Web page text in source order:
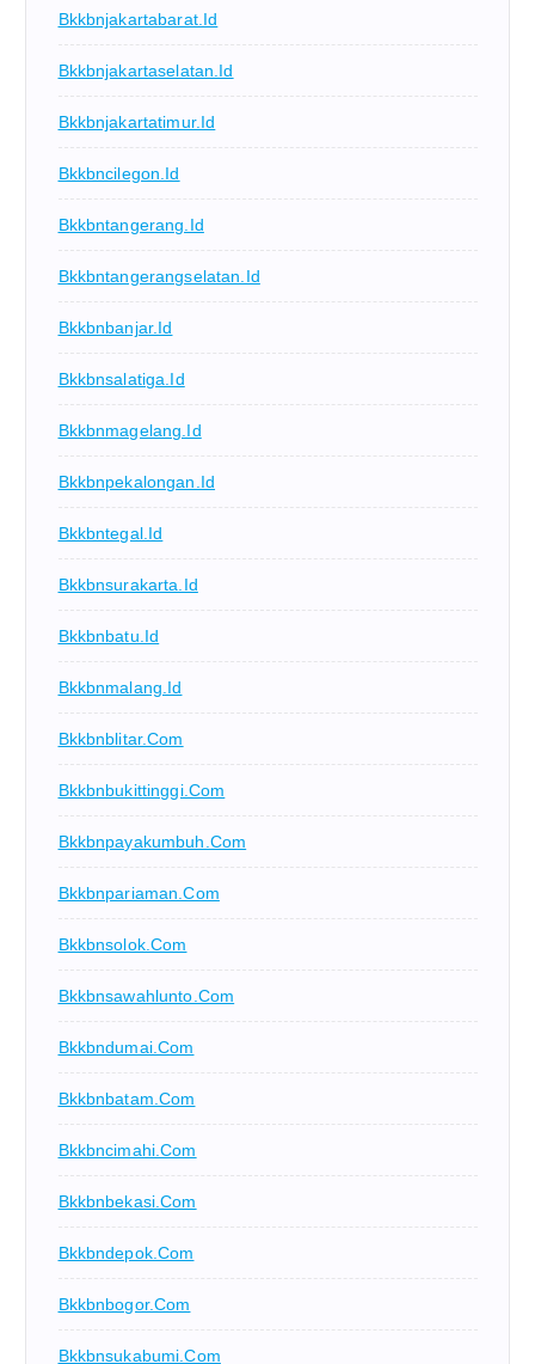
Bkkbnjakartabarat.id
Bkkbnjakartaselatan.id
Bkkbnjakartatimur.id
Bkkbncilegon.id
Bkkbntangerang.id
Bkkbntangerangselatan.id
Bkkbnbanjar.id
Bkkbnsalatiga.id
Bkkbnmagelang.id
Bkkbnpekalongan.id
Bkkbntegal.id
Bkkbnsurakarta.id
Bkkbnbatu.id
Bkkbnmalang.id
Bkkbnblitar.com
Bkkbnbukittinggi.com
Bkkbnpayakumbuh.com
Bkkbnpariaman.com
Bkkbnsolok.com
Bkkbnsawahlunto.com
Bkkbndumai.com
Bkkbnbatam.com
Bkkbncimahi.com
Bkkbnbekasi.com
Bkkbndepok.com
Bkkbnbogor.com
Bkkbnsukabumi.com